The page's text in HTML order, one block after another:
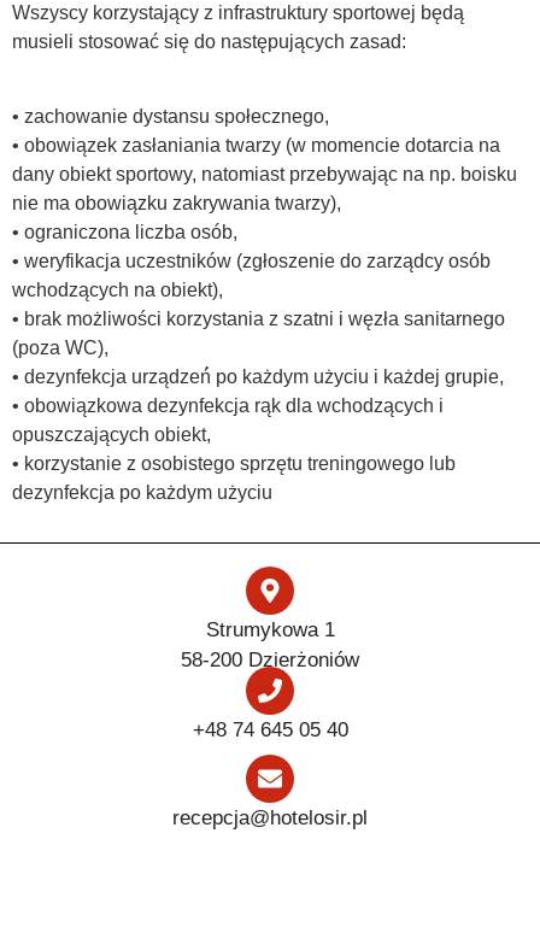
Wszyscy korzystający z infrastruktury sportowej będą
musieli stosować się do następujących zasad:
• zachowanie dystansu społecznego,
• obowiązek zasłaniania twarzy (w momencie dotarcia na
dany obiekt sportowy, natomiast przebywając na np. boisku
nie ma obowiązku zakrywania twarzy),
• ograniczona liczba osób,
• weryfikacja uczestników (zgłoszenie do zarządcy osób
wchodzących na obiekt),
• brak możliwości korzystania z szatni i węzła sanitarnego
(poza WC),
• dezynfekcja urządzeń́ po każdym użyciu i każdej grupie,
• obowiązkowa dezynfekcja rąk dla wchodzących i
opuszczających obiekt,
• korzystanie z osobistego sprzętu treningowego lub
dezynfekcja po każdym użyciu
Strumykowa 1
58-200 Dzierżoniów
+48 74 645 05 40
recepcja@hotelosir.pl